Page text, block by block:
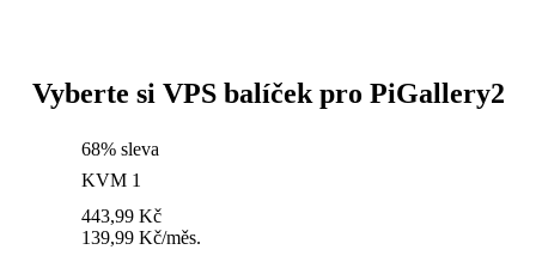
Vyberte si VPS balíček pro PiGallery2
68% sleva
KVM 1
443,99 Kč
139,99 Kč/měs.